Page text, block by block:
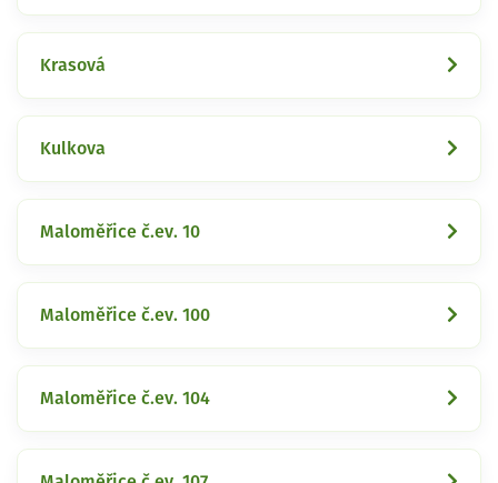
Krasová
Kulkova
Maloměřice č.ev. 10
Maloměřice č.ev. 100
Maloměřice č.ev. 104